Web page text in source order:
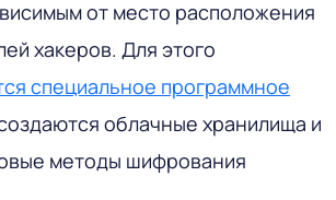
от место расположения
хакеров. Для этого
специальное программное
облачные хранилища и
методы шифрования